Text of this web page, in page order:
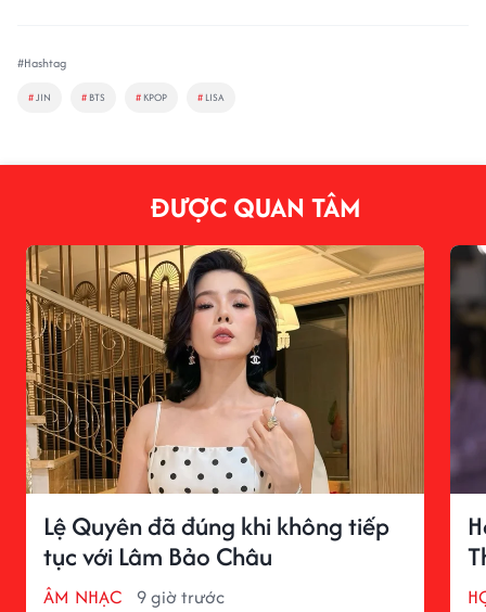
#Hashtag
#JIN # BTS # KPOP # LISA
ĐƯỢC QUAN TÂM
Lệ Quyên đã đúng khi không tiếp
tục với Lâm Bảo Châu
ÂM NHẠC 9 giờ trước